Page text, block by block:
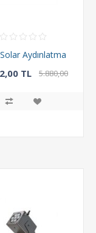
Solar Aydınlatma
TL
5.880,00